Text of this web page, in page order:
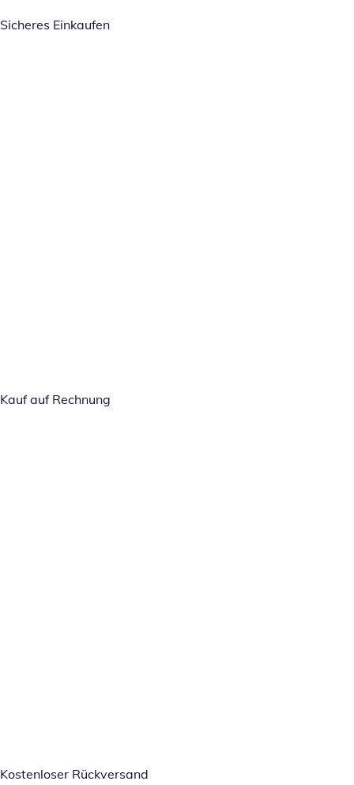
Sicheres Einkaufen
Kauf auf Rechnung
Kostenloser Rückversand